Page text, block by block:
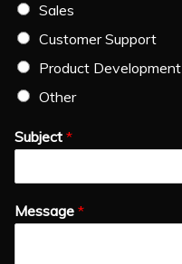
Sales
Customer Support
Product Development
Other
Subject *
Message *